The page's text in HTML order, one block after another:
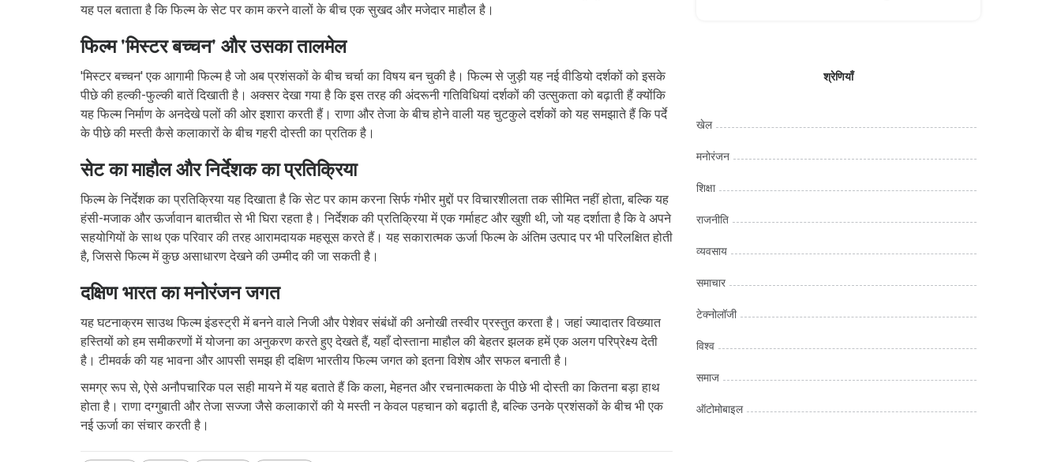
यह पल बताता है कि फिल्म के सेट पर काम करने वालों के बीच एक सुखद और मजेदार माहौल है।
फिल्म 'मिस्टर बच्चन' और उसका तालमेल
'मिस्टर बच्चन' एक आगामी फिल्म है जो अब प्रशंसकों के बीच चर्चा का विषय बन चुकी है। फिल्म से जुड़ी यह नई वीडियो दर्शकों को इसके
पीछे की हल्की-फुल्की बातें दिखाती है। अक्सर देखा गया है कि इस तरह की अंदरूनी गतिविधियां दर्शकों की उत्सुकता को बढ़ाती हैं क्योंकि
यह फिल्म निर्माण के अनदेखे पलों की ओर इशारा करती हैं। राणा और तेजा के बीच होने वाली यह चुटकुले दर्शकों को यह समझाते हैं कि पर्दे
के पीछे की मस्ती कैसे कलाकारों के बीच गहरी दोस्ती का प्रतिक है।
सेट का माहौल और निर्देशक का प्रतिक्रिया
फिल्म के निर्देशक का प्रतिक्रिया यह दिखाता है कि सेट पर काम करना सिर्फ गंभीर मुद्दों पर विचारशीलता तक सीमित नहीं होता, बल्कि यह
हंसी-मजाक और ऊर्जावान बातचीत से भी घिरा रहता है। निर्देशक की प्रतिक्रिया में एक गर्माहट और खुशी थी, जो यह दर्शाता है कि वे अपने
सहयोगियों के साथ एक परिवार की तरह आरामदायक महसूस करते हैं। यह सकारात्मक ऊर्जा फिल्म के अंतिम उत्पाद पर भी परिलक्षित होती
है, जिससे फिल्म में कुछ असाधारण देखने की उम्मीद की जा सकती है।
दक्षिण भारत का मनोरंजन जगत
यह घटनाक्रम साउथ फिल्म इंडस्ट्री में बनने वाले निजी और पेशेवर संबंधों की अनोखी तस्वीर प्रस्तुत करता है। जहां ज्यादातर विख्यात
हस्तियों को हम समीकरणों में योजना का अनुकरण करते हुए देखते हैं, यहाँ दोस्ताना माहौल की बेहतर झलक हमें एक अलग परिप्रेक्ष्य देती
है। टीमवर्क की यह भावना और आपसी समझ ही दक्षिण भारतीय फिल्म जगत को इतना विशेष और सफल बनाती है।
समग्र रूप से, ऐसे अनौपचारिक पल सही मायने में यह बताते हैं कि कला, मेहनत और रचनात्मकता के पीछे भी दोस्ती का कितना बड़ा हाथ
होता है। राणा दग्गुबाती और तेजा सज्जा जैसे कलाकारों की ये मस्ती न केवल पहचान को बढ़ाती है, बल्कि उनके प्रशंसकों के बीच भी एक
नई ऊर्जा का संचार करती है।
श्रेणियाँ
खेल
मनोरंजन
शिक्षा
राजनीति
व्यवसाय
समाचार
टेक्नोलॉजी
विश्व
समाज
ऑटोमोबाइल